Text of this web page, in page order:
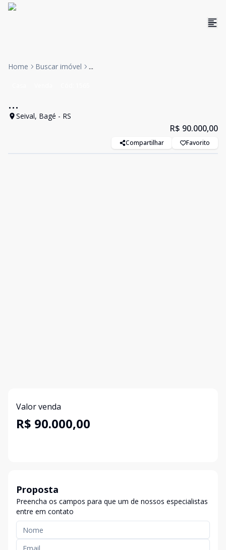
Home Buscar imóvel ...
...
Seival, Bagé - RS
R$ 90.000,00
Compartilhar Favorito
Valor venda
R$ 90.000,00
Proposta
Preencha os campos para que um de nossos especialistas
entre em contato